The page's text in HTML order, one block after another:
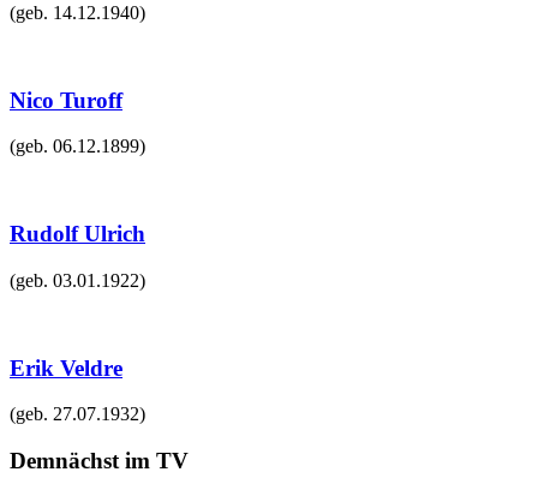
(geb. 14.12.1940)
Nico Turoff
(geb. 06.12.1899)
Rudolf Ulrich
(geb. 03.01.1922)
Erik Veldre
(geb. 27.07.1932)
Demnächst im TV